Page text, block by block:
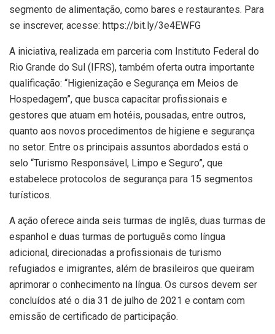
segmento de alimentação, como bares e restaurantes. Para
se inscrever, acesse: https://bit.ly/3e4EWFG
A iniciativa, realizada em parceria com Instituto Federal do
Rio Grande do Sul (IFRS), também oferta outra importante
qualificação: “Higienização e Segurança em Meios de
Hospedagem”, que busca capacitar profissionais e
gestores que atuam em hotéis, pousadas, entre outros,
quanto aos novos procedimentos de higiene e segurança
no setor. Entre os principais assuntos abordados está o
selo “Turismo Responsável, Limpo e Seguro”, que
estabelece protocolos de segurança para 15 segmentos
turísticos.
A ação oferece ainda seis turmas de inglês, duas turmas de
espanhol e duas turmas de português como língua
adicional, direcionadas a profissionais de turismo
refugiados e imigrantes, além de brasileiros que queiram
aprimorar o conhecimento na língua. Os cursos devem ser
concluídos até o dia 31 de julho de 2021 e contam com
emissão de certificado de participação.